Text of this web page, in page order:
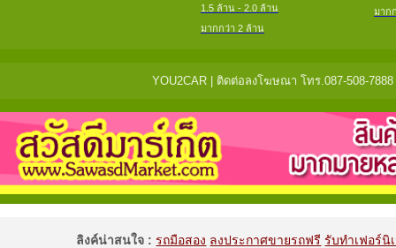
1.5 ล้าน - 2.0 ล้าน
มากกว่า 2 ล้าน
มาก
YOU2CAR | ติดต่อลงโฆษณา โทร.087-508-
ลิงค์น่าสนใจ :รถมือสอง ลงประกาศขายรถฟรี รับทำเฟอร์นิ